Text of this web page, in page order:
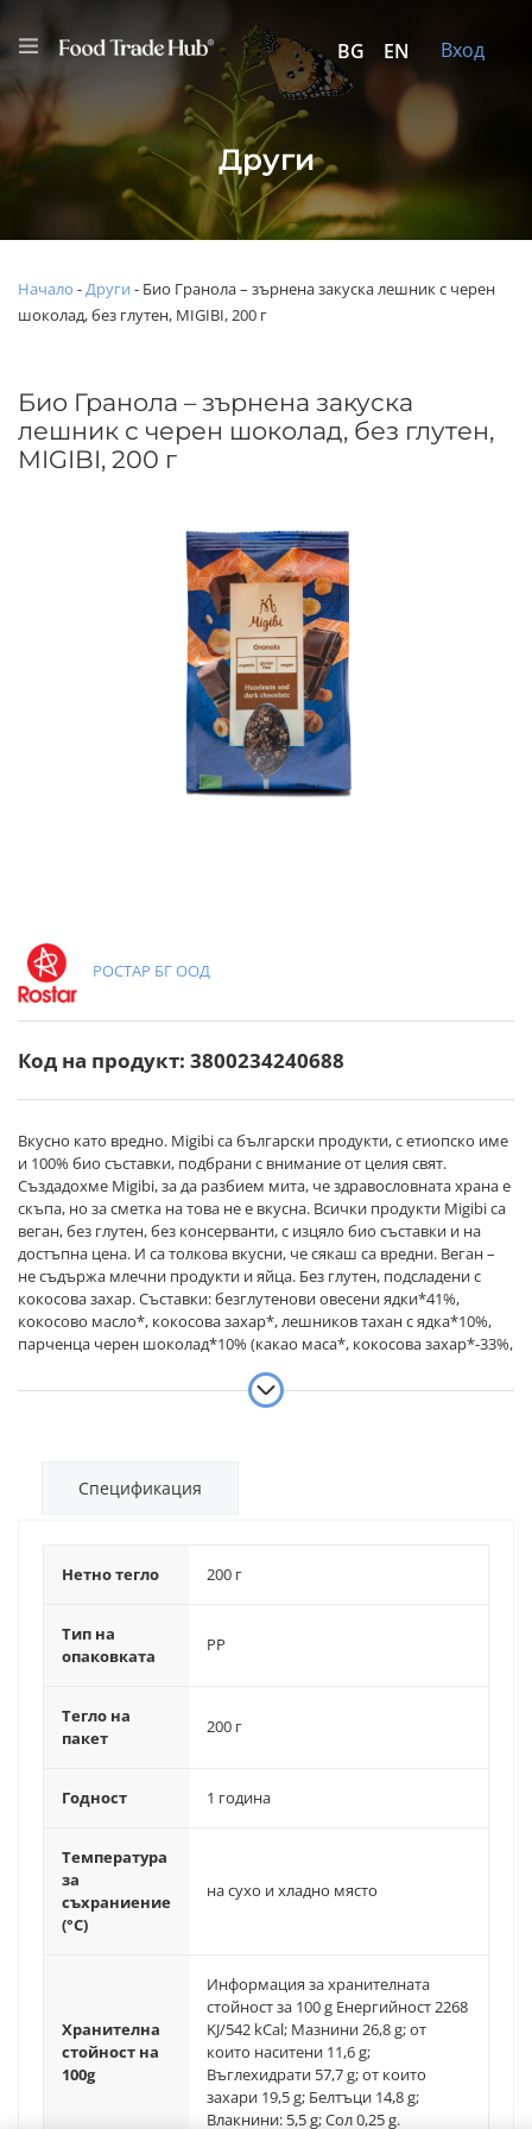
BG EN Вход
Други
Начало -Други - Био Гранола – зърнена закуска лешник с черен
шоколад, без глутен, MIGIBI, 200 г
Био Гранола – зърнена закуска
лешник с черен шоколад, без глутен,
MIGIBI, 200 г
РОСТАР БГ ООД
Код на продукт: 3800234240688
Вкусно като вредно. Migibi са български продукти, с етиопско име
и 100% био съставки, подбрани с внимание от целия свят.
Създадохме Migibi, за да разбием мита, че здравословната храна е
скъпа, но за сметка на това не е вкусна. Всички продукти Migibi са
веган, без глутен, без консерванти, с изцяло био съставки и на
достъпна цена. И са толкова вкусни, че сякаш са вредни. Веган –
не съдържа млечни продукти и яйца. Без глутен, подсладени с
кокосова захар. Съставки: безглутенови овесени ядки*41%,
кокосово масло*, кокосова захар*, лешников тахан с ядка*10%,
парченца черен шоколад*10% (какао маса*, кокосова захар*-33%,
да съдържа следи от черупки и ядки
Спецификация
Нетно тегло 200 г
Тип на
опаковката
PP
Тегло на
пакет
200 г
Годност 1 година
Температура
за
съхраниение
(°C)
на сухо и хладно място
Хранителна
стойност на
100g
Информация за хранителната
стойност за 100 g Енергийност 2268
KJ/542 kCal; Мазнини 26,8 g; от
които наситени 11,6 g;
Въглехидрати 57,7 g; от които
захари 19,5 g; Белтъци 14,8 g;
Влакнини: 5,5 g; Сол 0,25 g.